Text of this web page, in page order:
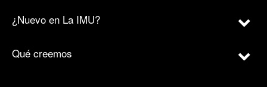
¿Nuevo en La IMU?
Qué creemos